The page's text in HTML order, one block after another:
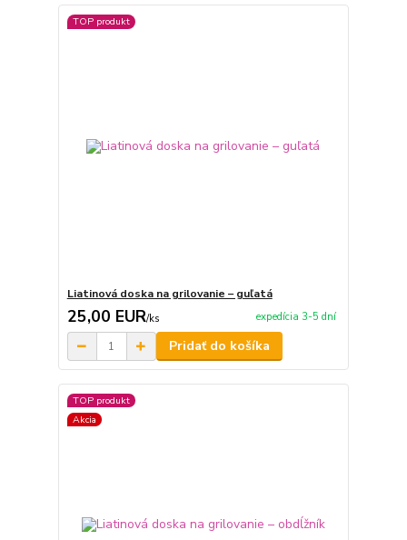
TOP produkt
Liatinová doska na grilovanie – guľatá
25,00 EUR/ks expedícia 3-5 dní
Pridať do košíka
TOP produkt
Akcia